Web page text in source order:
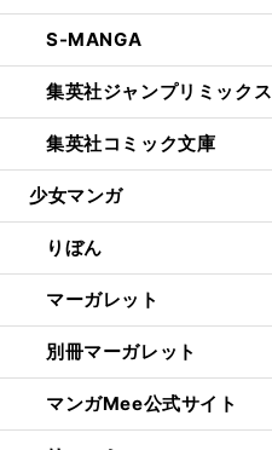
S-MANGA
集英社ジャンプリミックス
集英社コミック文庫
少女マンガ
りぼん
マーガレット
別冊マーガレット
マンガMee公式サイト